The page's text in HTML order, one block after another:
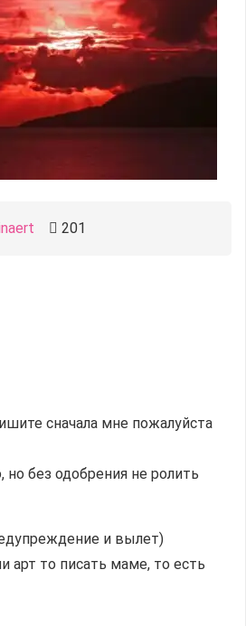
201
сначала мне пожалуйста
без одобрения не ролить
и вылет)
арт то писать маме, то есть